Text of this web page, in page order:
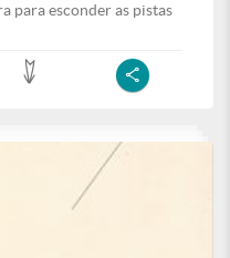
para esconder as pistas